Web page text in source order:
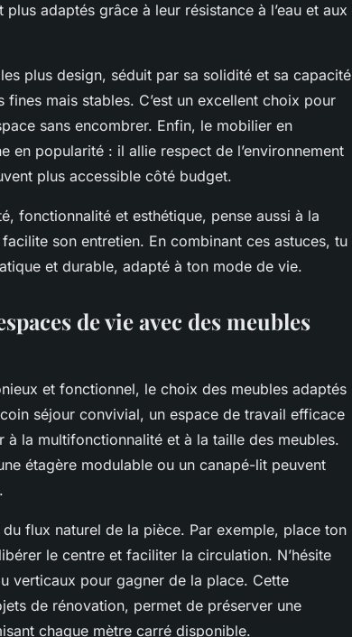
adaptés grâce à leur résistance à l’eau et aux
plus design, séduit par sa solidité et sa capacité
mais stables. C’est un excellent choix pour
sans encombrer. Enfin, le mobilier en
en popularité : il allie respect de l’environnement
plus accessible côté budget.
fonctionnalité et esthétique, pense aussi à la
son entretien. En combinant ces astuces, tu
et durable, adapté à ton mode de vie.
de vie avec des meubles
et fonctionnel, le choix des meubles adaptés
séjour convivial, un espace de travail efficace
la multifonctionnalité et à la taille des meubles.
étagère modulable ou un canapé-lit peuvent
flux naturel de la pièce. Par exemple, place ton
le centre et faciliter la circulation. N’hésite
verticaux pour gagner de la place. Cette
de rénovation, permet de préserver une
chaque mètre carré disponible.